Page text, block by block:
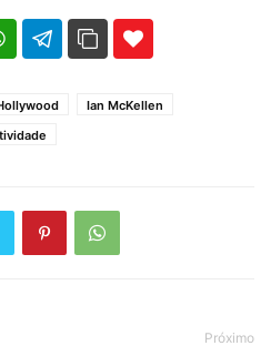
Ian McKellen
Próximo